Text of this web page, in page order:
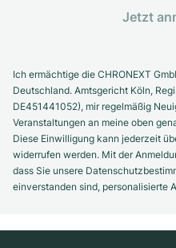
Jetzt
Ich ermächtige die CHRONEXT
Deutschland. Amtsgericht Köln,
DE451441052), mir regelmäßig
Veranstaltungen an meine oben
Diese Einwilligung kann jederzeit
widerrufen werden. Mit der
dass Sie unsere
einverstanden sind, personalisierte